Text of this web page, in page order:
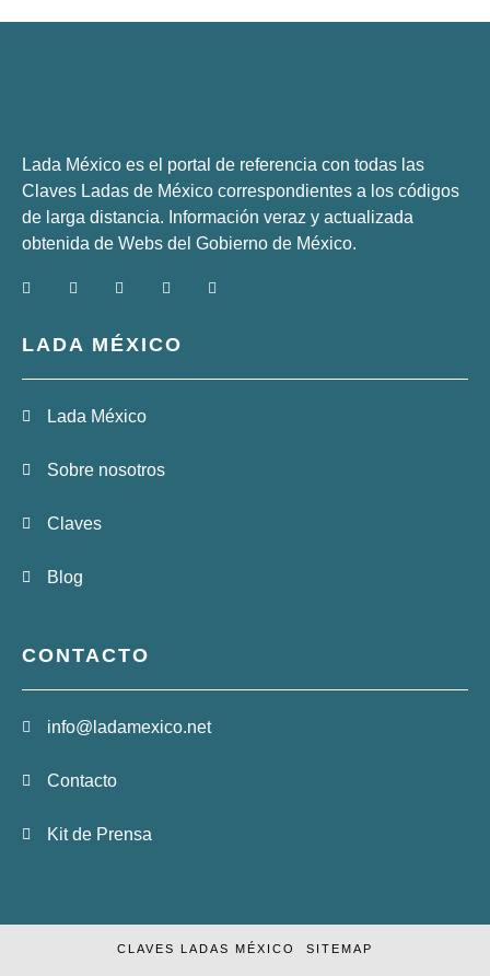
Lada México es el portal de referencia con todas las
Claves Ladas de México correspondientes a los códigos
de larga distancia. Información veraz y actualizada
obtenida de Webs del Gobierno de México.
LADA MÉXICO
Lada México
Sobre nosotros
Claves
Blog
CONTACTO
info@ladamexico.net
Contacto
Kit de Prensa
CLAVES LADAS MÉXICO SITEMAP